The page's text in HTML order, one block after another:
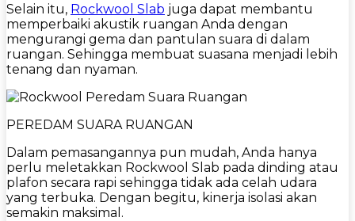
Selain itu, Rockwool Slab juga dapat membantu
memperbaiki akustik ruangan Anda dengan
mengurangi gema dan pantulan suara di dalam
ruangan. Sehingga membuat suasana menjadi lebih
tenang dan nyaman.
PEREDAM SUARA RUANGAN
Dalam pemasangannya pun mudah, Anda hanya
perlu meletakkan Rockwool Slab pada dinding atau
plafon secara rapi sehingga tidak ada celah udara
yang terbuka. Dengan begitu, kinerja isolasi akan
semakin maksimal.